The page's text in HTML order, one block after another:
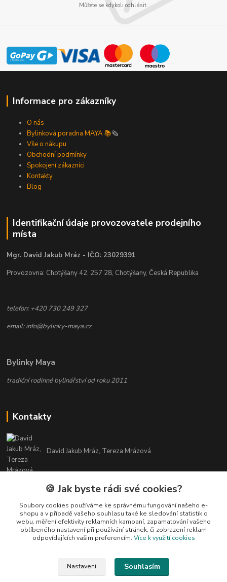
Můžete se kdykoli odhlásit.
Informace pro zákazníky
O nás
Bylinková poradna MAYA 📚🗞️
Vše o nákupu
Obchodní podmínky
Spokojení zákazníci
Kontakty
Blog
Identifikační údaje provozovatele prodejního
místa
Mgr. David Jakub Mráz - IČO: 23029391
Provozovna: Chotýšany 42, 257 28, Chotýšany, Česká Republika
telefon: +420 730 249 327
email: info@bylinky-maya.cz
Bylinky Maya
tradiční rodinné bylinářství od roku 2011
Kontakty
David Jakub Mráz, Tereza Mrázová
info@bylinky-maya.cz
🍪 Jak byste rádi své cookies?
Soubory cookies používáme ke správnému fungování našeho e-
shopu a v případě vašeho souhlasu také ke sledování statistik o
webu, měření efektivity reklamních kampaní, zapamatování vašeho
oblíbeného nastavení při používání stránek, či zobrazení reklam
odpovídajících vašim preferencím. Více k využití cookies
Nastavení Souhlasím